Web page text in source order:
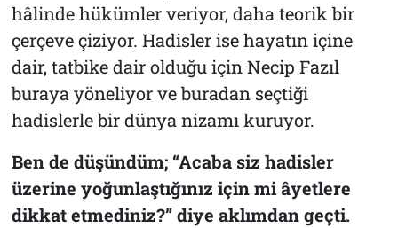
hâlinde hükümler veriyor, daha teorik bir
çerçeve çiziyor. Hadisler ise hayatın içine
dair, tatbike dair olduğu için Necip Fazıl
buraya yöneliyor ve buradan seçtiği
hadislerle bir dünya nizamı kuruyor.
Ben de düşündüm; “Acaba siz hadisler
üzerine yoğunlaştığınız için mi âyetlere
dikkat etmediniz?” diye aklımdan geçti.